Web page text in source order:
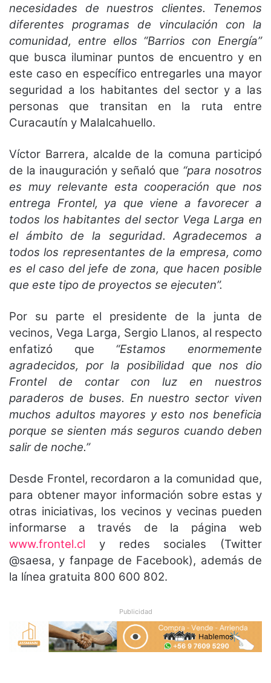
necesidades de nuestros clientes. Tenemos
diferentes programas de vinculación con la
comunidad, entre ellos “Barrios con Energía”
que busca iluminar puntos de encuentro y en
este caso en específico entregarles una mayor
seguridad a los habitantes del sector y a las
personas que transitan en la ruta entre
Curacautín y Malalcahuello.
Víctor Barrera, alcalde de la comuna participó
de la inauguración y señaló que “para nosotros
es muy relevante esta cooperación que nos
entrega Frontel, ya que viene a favorecer a
todos los habitantes del sector Vega Larga en
el ámbito de la seguridad. Agradecemos a
todos los representantes de la empresa, como
es el caso del jefe de zona, que hacen posible
que este tipo de proyectos se ejecuten”.
Por su parte el presidente de la junta de
vecinos, Vega Larga, Sergio Llanos, al respecto
enfatizó que “Estamos enormemente
agradecidos, por la posibilidad que nos dio
Frontel de contar con luz en nuestros
paraderos de buses. En nuestro sector viven
muchos adultos mayores y esto nos beneficia
porque se sienten más seguros cuando deben
salir de noche.”
Desde Frontel, recordaron a la comunidad que,
para obtener mayor información sobre estas y
otras iniciativas, los vecinos y vecinas pueden
informarse a través de la página web
www.frontel.cl y redes sociales (Twitter
@saesa, y fanpage de Facebook), además de
la línea gratuita 800 600 802.
Publicidad